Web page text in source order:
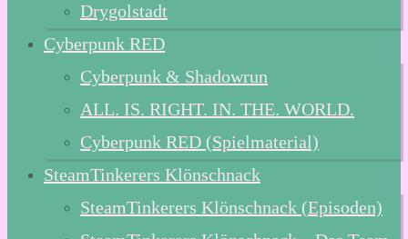
Drygolstadt
Cyberpunk RED
Cyberpunk & Shadowrun
ALL. IS. RIGHT. IN. THE. WORLD.
Cyberpunk RED (Spielmaterial)
SteamTinkerers Klönschnack
SteamTinkerers Klönschnack (Episoden)